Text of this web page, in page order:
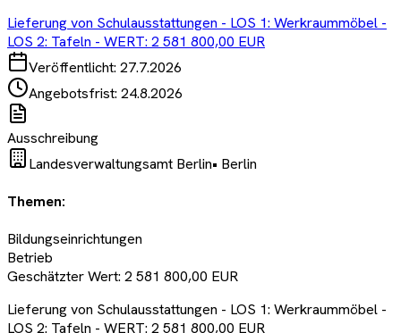
Lieferung von Schulausstattungen - LOS 1: Werkraummöbel -
LOS 2: Tafeln - WERT: 2 581 800,00 EUR
Veröffentlicht: 27.7.2026
Angebotsfrist: 24.8.2026
Ausschreibung
Landesverwaltungsamt Berlin• Berlin
Themen:
Bildungseinrichtungen
Betrieb
Geschätzter Wert: 2 581 800,00 EUR
Lieferung von Schulausstattungen - LOS 1: Werkraummöbel -
LOS 2: Tafeln - WERT: 2 581 800,00 EUR